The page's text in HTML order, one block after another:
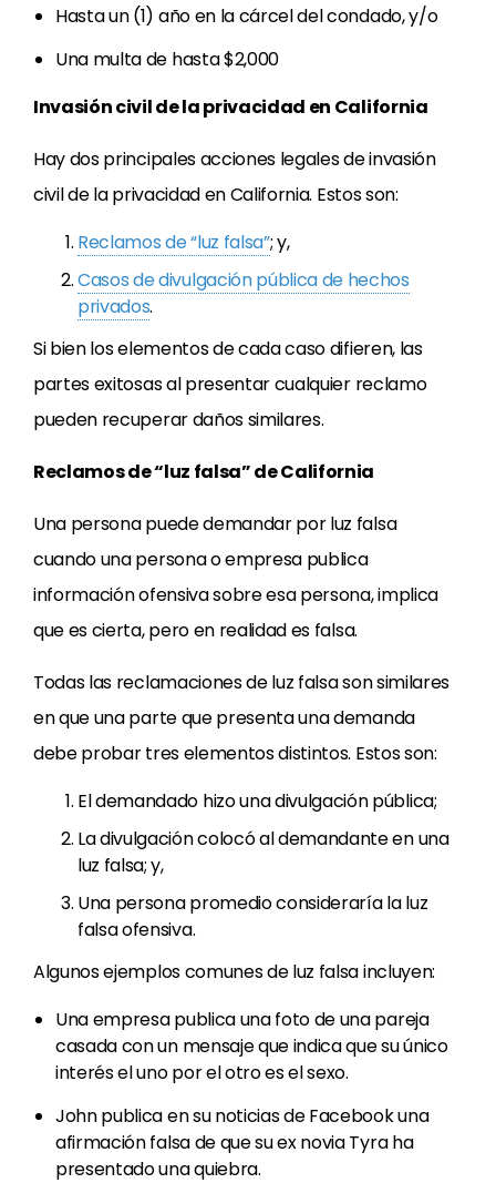
Hasta un (1) año en la cárcel del condado, y/o
Una multa de hasta $2,000
Invasión civil de la privacidad en California
Hay dos principales acciones legales de invasión
civil de la privacidad en California. Estos son:
Reclamos de “luz falsa”; y,
Casos de divulgación pública de hechos
privados.
Si bien los elementos de cada caso difieren, las
partes exitosas al presentar cualquier reclamo
pueden recuperar daños similares.
Reclamos de “luz falsa” de California
Una persona puede demandar por luz falsa
cuando una persona o empresa publica
información ofensiva sobre esa persona, implica
que es cierta, pero en realidad es falsa.
Todas las reclamaciones de luz falsa son similares
en que una parte que presenta una demanda
debe probar tres elementos distintos. Estos son:
El demandado hizo una divulgación pública;
La divulgación colocó al demandante en una
luz falsa; y,
Una persona promedio consideraría la luz
falsa ofensiva.
Algunos ejemplos comunes de luz falsa incluyen:
Una empresa publica una foto de una pareja
casada con un mensaje que indica que su único
interés el uno por el otro es el sexo.
John publica en su noticias de Facebook una
afirmación falsa de que su ex novia Tyra ha
presentado una quiebra.